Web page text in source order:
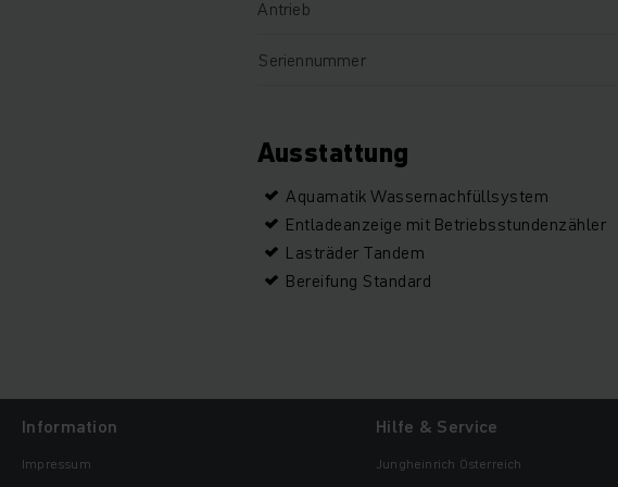
Antrieb
Seriennummer
Ausstattung
Aquamatik Wassernachfüllsystem
Entladeanzeige mit Betriebsstundenzähler
Lasträder Tandem
Bereifung Standard
Information
Impressum
Hilfe & Service
Jungheinrich Österreich